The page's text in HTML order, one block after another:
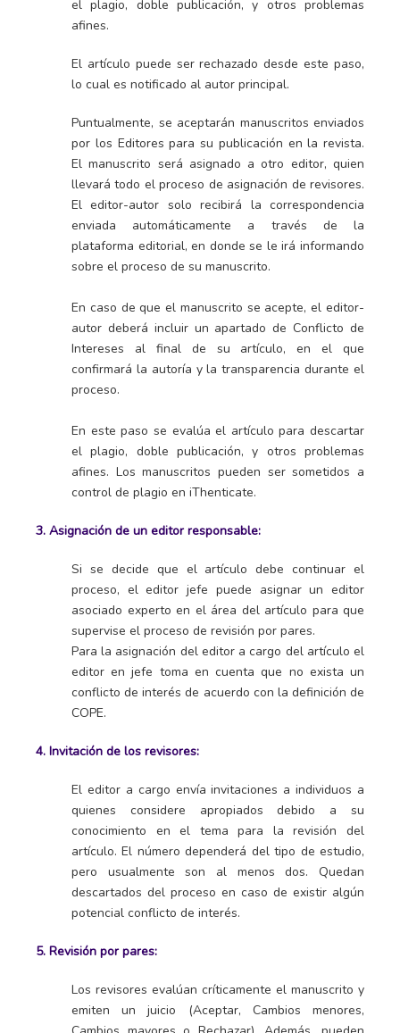
el plagio, doble publicación, y otros problemas
afines.
El artículo puede ser rechazado desde este paso,
lo cual es notificado al autor principal.
Puntualmente, se aceptarán manuscritos enviados
por los Editores para su publicación en la revista.
El manuscrito será asignado a otro editor, quien
llevará todo el proceso de asignación de revisores.
El editor-autor solo recibirá la correspondencia
enviada automáticamente a través de la
plataforma editorial, en donde se le irá informando
sobre el proceso de su manuscrito.
En caso de que el manuscrito se acepte, el editor-
autor deberá incluir un apartado de Conflicto de
Intereses al final de su artículo, en el que
confirmará la autoría y la transparencia durante el
proceso.
En este paso se evalúa el artículo para descartar
el plagio, doble publicación, y otros problemas
afines. Los manuscritos pueden ser sometidos a
control de plagio en iThenticate.
3. Asignación de un editor responsable:
Si se decide que el artículo debe continuar el
proceso, el editor jefe puede asignar un editor
asociado experto en el área del artículo para que
supervise el proceso de revisión por pares.
Para la asignación del editor a cargo del artículo el
editor en jefe toma en cuenta que no exista un
conflicto de interés de acuerdo con la definición de
COPE.
4. Invitación de los revisores:
El editor a cargo envía invitaciones a individuos a
quienes considere apropiados debido a su
conocimiento en el tema para la revisión del
artículo. El número dependerá del tipo de estudio,
pero usualmente son al menos dos. Quedan
descartados del proceso en caso de existir algún
potencial conflicto de interés.
5. Revisión por pares:
Los revisores evalúan críticamente el manuscrito y
emiten un juicio (Aceptar, Cambios menores,